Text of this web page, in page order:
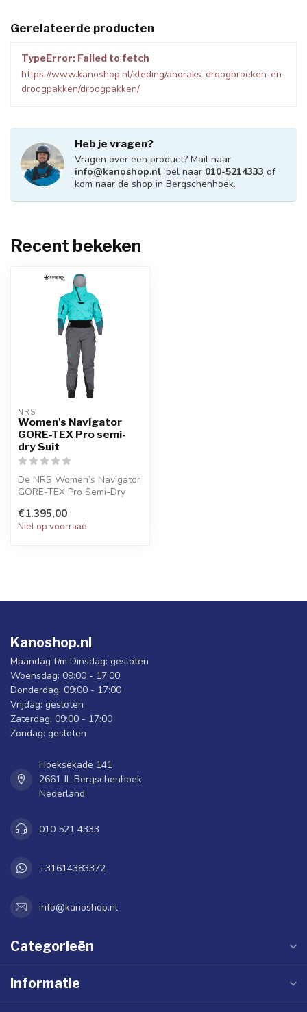
Gerelateerde producten
TypeError: Failed to fetch
https://www.kanoshop.nl/kleding/anoraks-droogbroeken-en-
droogpakken/droogpakken/
Heb je vragen?
Vragen over een product? Mail naar
info@kanoshop.nl, bel naar 010-5214333 of
kom naar de shop in Bergschenhoek.
Recent bekeken
NRS
Women's Navigator
GORE-TEX Pro semi-
dry Suit
De NRS Women’s Navigator
GORE-TEX Pro Semi-Dry
ademende ...
€1.395,00
Niet op voorraad
Kanoshop.nl
Maandag t/m Dinsdag: gesloten
Woensdag: 09:00 - 17:00
Donderdag: 09:00 - 17:00
Vrijdag: gesloten
Zaterdag: 09:00 - 17:00
Zondag: gesloten
Hoeksekade 141
2661 JL Bergschenhoek
Nederland
010 521 4333
+31614383372
info@kanoshop.nl
Categorieën
Informatie